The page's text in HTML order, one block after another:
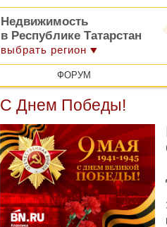
Недвижимость
в Республике Татарстан
выбрать регион
ФОРУМ
С Днем Победы!